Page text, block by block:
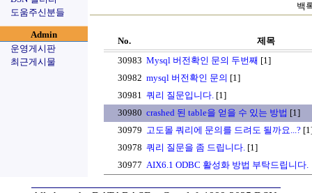
도움주신분들
Admin
운영게시판
최근게시물
백
No.
제목
30983 Mysql 버전확인 문의 두번째 [1]
30982 mysql 버전확인 문의 [1]
30981 쿼리 질문입니다. [1]
30980 crashed 된 table을 얻을 수 있는 방법 [1]
30979 고도몰 쿼리에 문의를 드려도 될까요...?
30978 쿼리 질문을 좀 드립니다. [1]
30977 AIX6.1 ODBC 활성화 방법 부탁드립니다.